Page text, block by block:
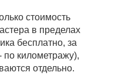
стоимость
в пределах
бесплатно, за
километражу),
отдельно.